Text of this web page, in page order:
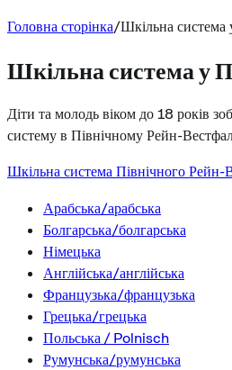
Головна сторінка Шкільна система
Шкільна система у
Діти та молодь віком до 18 років
систему в Північному Рейн-
Шкільна система Північного Рейн-
Арабська/арабська
Болгарська/болгарська
Німецька
Англійська/англійська
Французька/французька
Грецька/грецька
Польська / Polnisch
Румунська/румунська